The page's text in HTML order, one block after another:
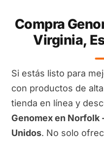
Compra
Virginia,
Si estás listo para
con productos de
tienda en línea y
Genomex en Norfolk
Unidos. No solo